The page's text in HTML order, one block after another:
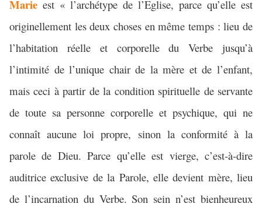
Marie est « l’archétype de l’Eglise, parce qu’elle est
originellement les deux choses en même temps : lieu de
l’habitation réelle et corporelle du Verbe jusqu’à
l’intimité de l’unique chair de la mère et de l’enfant,
mais ceci à partir de la condition spirituelle de servante
de toute sa personne corporelle et psychique, qui ne
connaît aucune loi propre, sinon la conformité à la
parole de Dieu. Parce qu’elle est vierge, c’est-à-dire
auditrice exclusive de la Parole, elle devient mère, lieu
de l’incarnation du Verbe. Son sein n’est bienheureux